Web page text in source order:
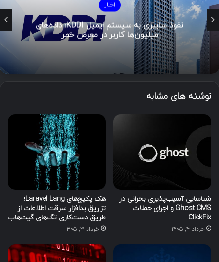
اخبار
نفوذ سایبری به سیستم ایمیل KDDI؛ داده‌های
میلیون‌ها کاربر در معرض خطر
نوشته های مشابه
شناسایی آسیب‌پذیری بحرانی در
Ghost CMS و اجرای حملات
ClickFix
خرداد ۴, ۱۴۰۵
هک پکیج‌های Laravel Lang؛
تزریق بدافزار سرقت اطلاعات از
طریق دست‌کاری تگ‌های گیت‌هاب
خرداد ۳, ۱۴۰۵